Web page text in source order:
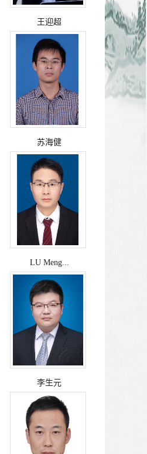
王迎超
苏海健
LU Meng...
李生元